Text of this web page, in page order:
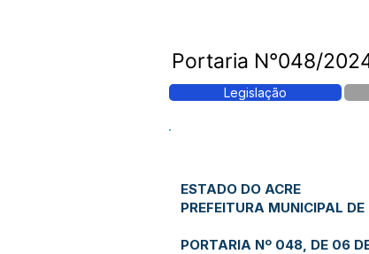
Portaria N°048/
Legislação
ESTADO DO ACRE
PREFEITURA MUNICIPAL DE
PORTARIA Nº 048, DE 06